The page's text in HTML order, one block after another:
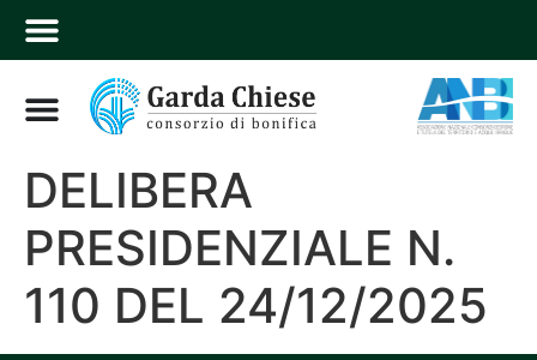
DELIBERA
PRESIDENZIALE N.
110 DEL 24/12/2025